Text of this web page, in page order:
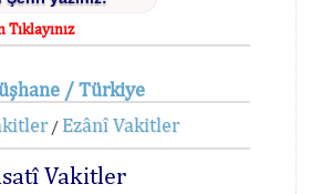
/ Türkiye
/ Ezânî Vakitler
Vakitler